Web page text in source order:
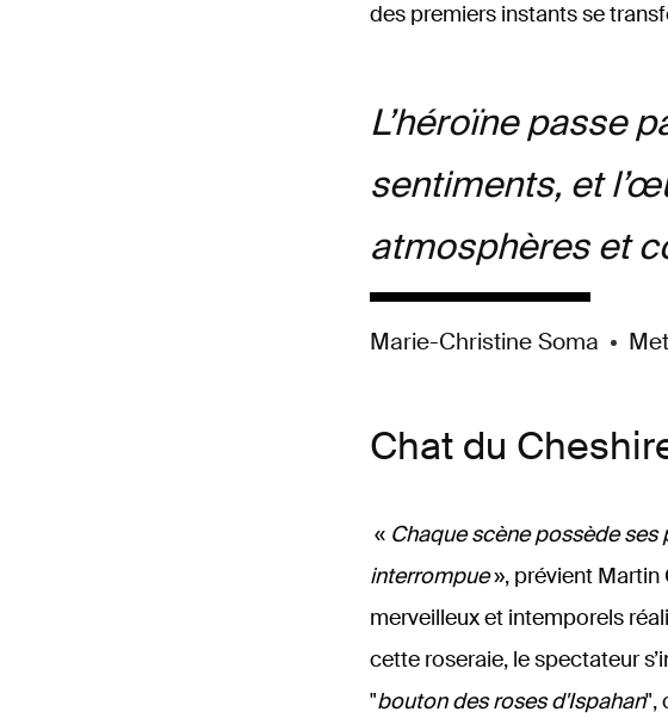
des premiers instants se
L’héroïne passe
sentiments, et
atmosphères et
Marie-Christine Soma
Chat du
« Chaque scène possède
interrompue», prévient
merveilleux et intemporels
cette roseraie, le spectateur
"bouton des roses d'Ispahan",